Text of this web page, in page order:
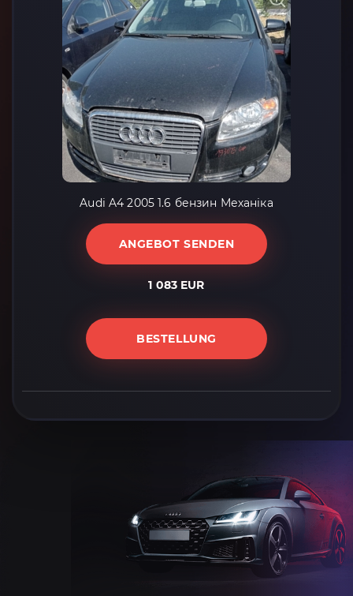
Audi A4 2005 1.6 бензин Механіка
ANGEBOT SENDEN
1 083 EUR
BESTELLUNG